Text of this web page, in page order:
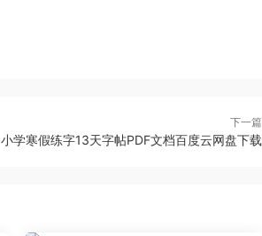
下一篇
小学寒假练字13天字帖PDF文档百度云网盘下载